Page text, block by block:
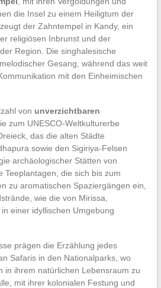
die Insel zu einem Heiligtum der
der Zahntempel in Kandy, ein
religiösen Inbrunst und der
Region. Die singhalesische
Gesang, während das weit
mit den Einheimischen
von unverzichtbaren
zum UNESCO-Weltkulturerbe
das die alten Städte
sowie den Sigiriya-Felsen
archäologischer Stätten von
Teeplantagen, die sich bis zum
zu aromatischen Spaziergängen ein,
wie die von Mirissa,
einer idyllischen Umgebung
prägen die Erzählung jedes
Safaris in den Nationalparks, wo
in ihrem natürlichen Lebensraum zu
mit ihrer kolonialen Festung und